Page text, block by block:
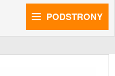
PODSTRONY